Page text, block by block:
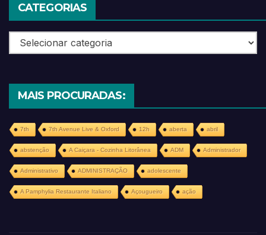
CATEGORIAS
Categorias
MAIS PROCURADAS:
7th 7th Avenue Live & Oxford 12h aberta abril
abstenção A Caiçara - Cozinha Litorânea ADM Administrador
Administrativo ADMINISTRAÇÃO adolescente
A Pamphylia Restaurante Italiano Açougueiro ação